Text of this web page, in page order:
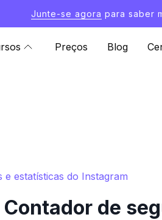
Junte-se agora para saber
Preços Blog
e estatísticas do Instagram
Contador de